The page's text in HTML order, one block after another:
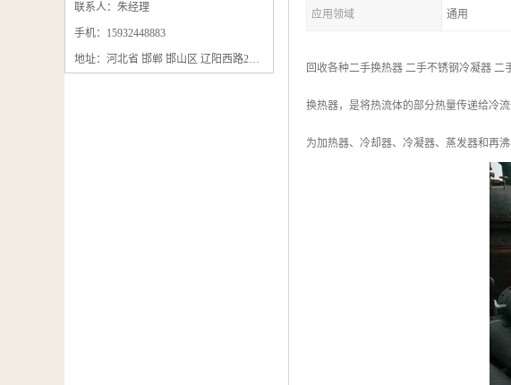
石墨粉回收
石墨换热器回收
联系人：朱经理
手机：15932448883
地址：河北省 邯郸 邯山区 辽阳西路295号
应用领域 通用
回收各种二手换热器 二手不锈钢冷凝器 二
换热器，是将热流体的部分热量传递给冷
为加热器、冷却器、冷凝器、蒸发器和再沸